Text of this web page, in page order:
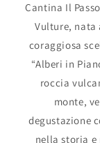
Cantina Il
Vulture, nata
coraggiosa
“Alberi in
roccia
monte,
degustazione
nella storia